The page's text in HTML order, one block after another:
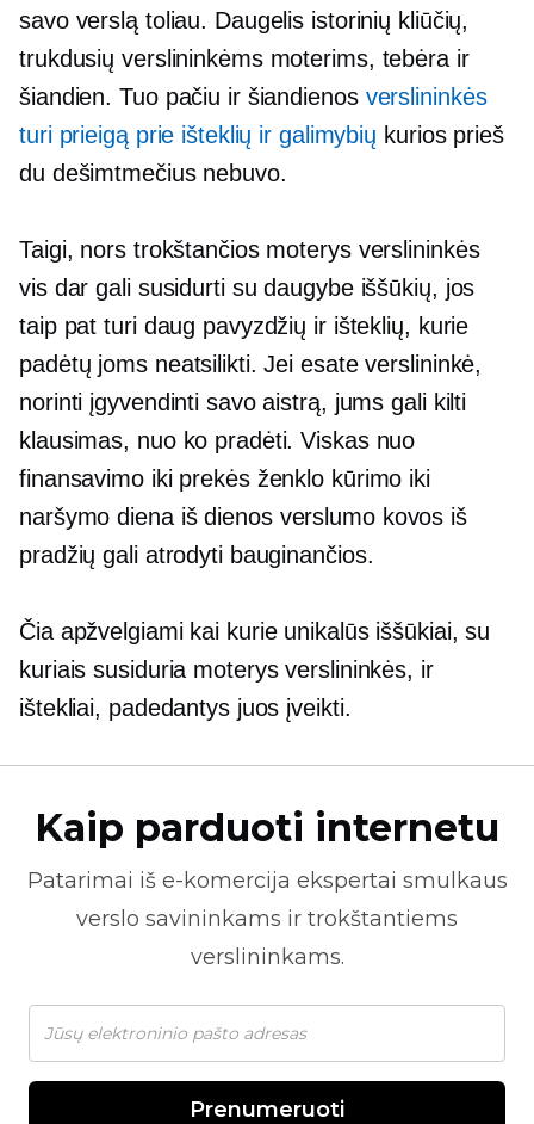
savo verslą toliau. Daugelis istorinių kliūčių,
trukdusių verslininkėms moterims, tebėra ir
šiandien. Tuo pačiu ir šiandienos verslininkės
turi prieigą prie išteklių ir galimybių kurios prieš
du dešimtmečius nebuvo.
Taigi, nors trokštančios moterys verslininkės
vis dar gali susidurti su daugybe iššūkių, jos
taip pat turi daug pavyzdžių ir išteklių, kurie
padėtų joms neatsilikti. Jei esate verslininkė,
norinti įgyvendinti savo aistrą, jums gali kilti
klausimas, nuo ko pradėti. Viskas nuo
finansavimo iki prekės ženklo kūrimo iki
naršymodiena iš dienosverslumo kovos iš
pradžių gali atrodyti bauginančios.
Čia apžvelgiami kai kurie unikalūs iššūkiai, su
kuriais susiduria moterys verslininkės, ir
ištekliai, padedantys juos įveikti.
Kaip parduoti internetu
Patarimai iš e-komercija ekspertai smulkaus
verslo savininkams ir trokštantiems
verslininkams.
Prenumeruoti